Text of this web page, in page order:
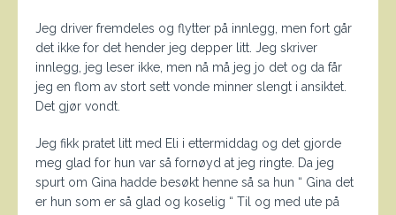
Jeg driver fremdeles og flytter på innlegg, men fort går
det ikke for det hender jeg depper litt. Jeg skriver
innlegg, jeg leser ikke, men nå må jeg jo det og da får
jeg en flom av stort sett vonde minner slengt i ansiktet.
Det gjør vondt.
Jeg fikk pratet litt med Eli i ettermiddag og det gjorde
meg glad for hun var så fornøyd at jeg ringte. Da jeg
spurt om Gina hadde besøkt henne så sa hun “ Gina det
er hun som er så glad og koselig “ Til og med ute på